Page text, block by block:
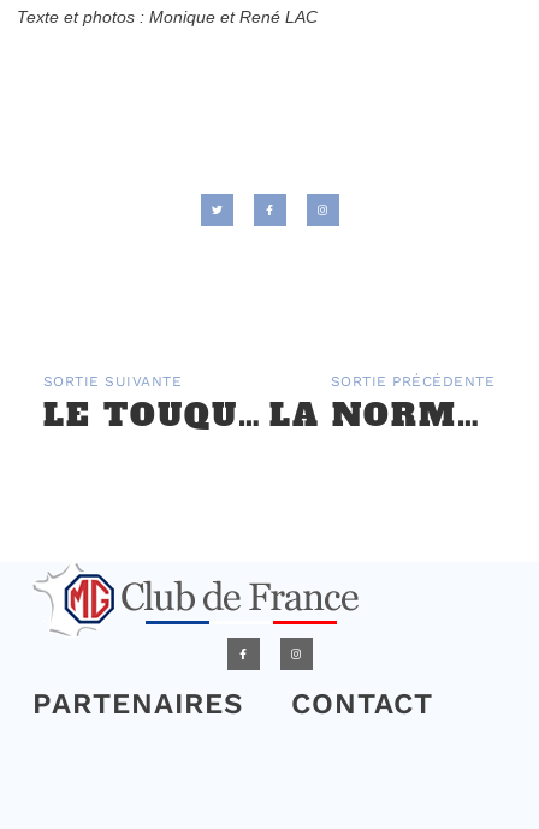
Texte et photos : Monique et René LAC
SORTIE SUIVANTE
LE TOUQUET PARIS PLAGE – 17 SEPTEMBRE
SORTIE PRÉCÉDENTE
LA NORMANDINE 2019 – 22 ET 23 JUIN
PARTENAIRES CONTACT